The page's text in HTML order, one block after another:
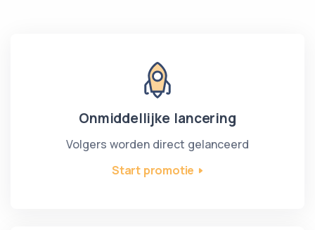
Onmiddellijke lancering
Volgers worden direct gelanceerd
Start promotie